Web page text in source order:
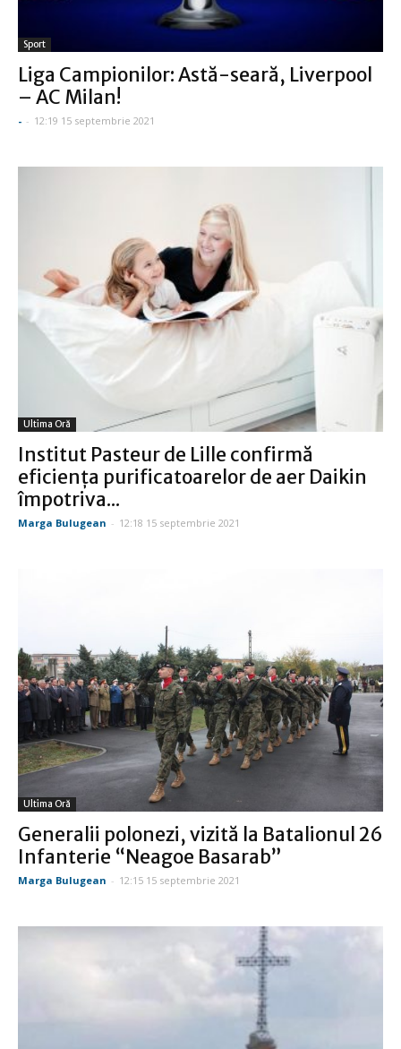
Sport
Liga Campionilor: Astă-seară, Liverpool
– AC Milan!
- - 12:19 15 septembrie 2021
Ultima Oră
Institut Pasteur de Lille confirmă
eficiența purificatoarelor de aer Daikin
împotriva...
Marga Bulugean - 12:18 15 septembrie 2021
Ultima Oră
Generalii polonezi, vizită la Batalionul 26
Infanterie “Neagoe Basarab”
Marga Bulugean - 12:15 15 septembrie 2021